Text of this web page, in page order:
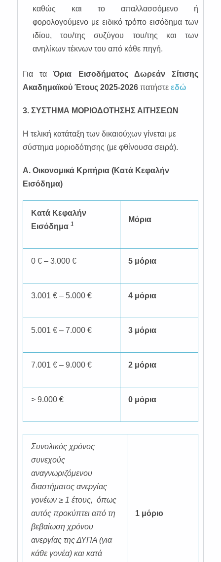
καθώς και το απαλλασσόμενο ή
φορολογούμενο με ειδικό τρόπο εισόδημα των
ιδίου, του/της συζύγου του/της και των
ανηλίκων τέκνων του από κάθε πηγή.
Για ταΌρια Εισοδήματος Δωρεάν Σίτισης
Ακαδημαϊκού Έτους 2025-2026 πατήστε εδώ
3. ΣΥΣΤΗΜΑ ΜΟΡΙΟΔΟΤΗΣΗΣ ΑΙΤΗΣΕΩΝ
Η τελική κατάταξη των δικαιούχων γίνεται με
σύστημα μοριοδότησης (με φθίνουσα σειρά).
Α. Οικονομικά Κριτήρια (Κατά Κεφαλήν
Εισόδημα)
Κατά Κεφαλήν
Εισόδημα 1
Μόρια
0 € – 3.000 € 5 μόρια
3.001 € – 5.000 € 4 μόρια
5.001 € – 7.000 € 3 μόρια
7.001 € – 9.000 € 2 μόρια
> 9.000 € 0 μόρια
Συνολικός χρόνος
συνεχούς
αναγνωριζόμενου
διαστήματος ανεργίας
γονέων ≥ 1 έτους, όπως
αυτός προκύπτει από τη
βεβαίωση χρόνου
ανεργίας της ΔΥΠΑ (για
κάθε γονέα) και κατά
1 μόριο